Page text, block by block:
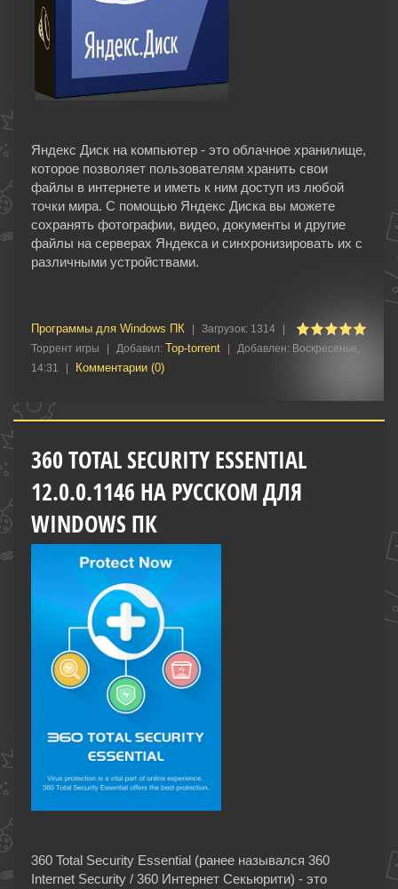
Яндекс Диск на компьютер - это облачное хранилище,
которое позволяет пользователям хранить свои
файлы в интернете и иметь к ним доступ из любой
точки мира. С помощью Яндекс Диска вы можете
сохранять фотографии, видео, документы и другие
файлы на серверах Яндекса и синхронизировать их с
различными устройствами.
Программы для Windows ПК Загрузок: 1314
Торрент игры
Добавил: Top-torrent Добавлен: Воскресенье,
14:31
Комментарии (0)
360 TOTAL SECURITY ESSENTIAL
12.0.0.1146 НА РУССКОМ ДЛЯ
WINDOWS ПК
360 Total Security Essential (ранее назывался 360
Internet Security / 360 Интернет Секьюрити) - это